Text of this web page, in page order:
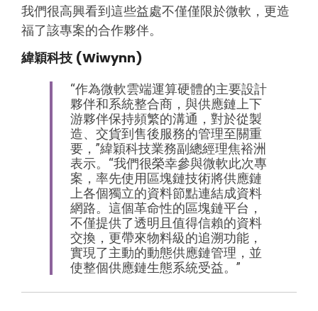
我們很高興看到這些益處不僅僅限於微軟，更造
福了該專案的合作夥伴。
緯穎科技 (Wiwynn)
“作為微軟雲端運算硬體的主要設計
夥伴和系統整合商，與供應鏈上下
游夥伴保持頻繁的溝通，對於從製
造、交貨到售後服務的管理至關重
要，”緯穎科技業務副總經理焦裕洲
表示。“我們很榮幸參與微軟此次專
案，率先使用區塊鏈技術將供應鏈
上各個獨立的資料節點連結成資料
網路。這個革命性的區塊鏈平台，
不僅提供了透明且值得信賴的資料
交換，更帶來物料級的追溯功能，
實現了主動的動態供應鏈管理，並
使整個供應鏈生態系統受益。”